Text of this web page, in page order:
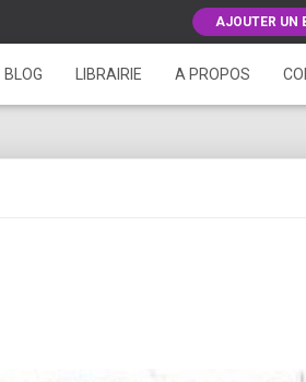
AJOUTER UN
BLOG LIBRAIRIE A PROPOS